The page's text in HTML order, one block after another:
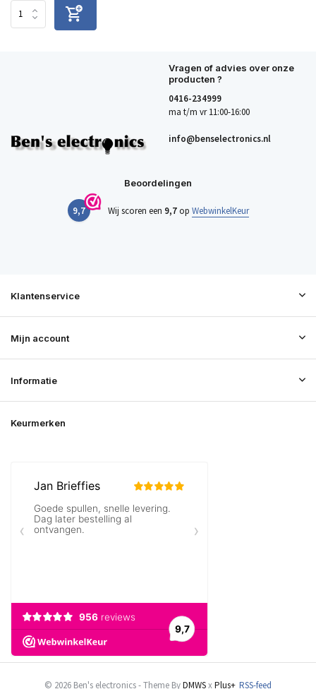
Vragen of advies over onze
producten ?
0416-234999
ma t/m vr 11:00-16:00
info@benselectronics.nl
Beoordelingen
9,7 Wij scoren een 9,7op WebwinkelKeur
Klantenservice
Mijn account
Informatie
Keurmerken
© 2026 Ben's electronics - Theme ByDMWSxPlus+ RSS-feed